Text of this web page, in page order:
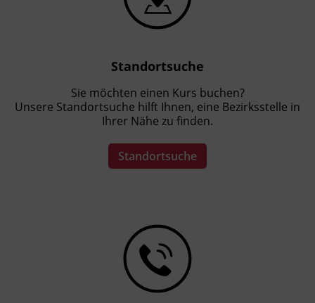
Das Land Tirol fördert bis zu maximal 30 %
der Kurskosten. Nähere Informationen finden
Standortsuche
Sie möchten einen Kurs buchen?
Unsere Standortsuche hilft Ihnen, eine Bezirksstelle in
Ihrer Nähe zu finden.
Standortsuche